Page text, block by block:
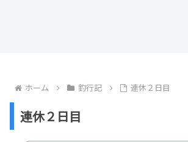
ホーム 釣行記 連休２日目
連休２日目